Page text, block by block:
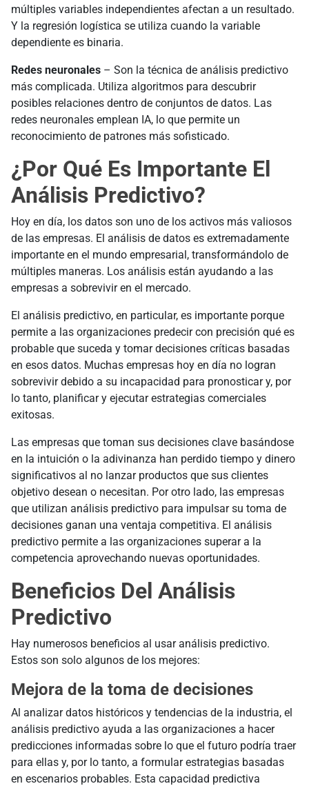
múltiples variables independientes afectan a un resultado.
Y la regresión logística se utiliza cuando la variable
dependiente es binaria.
Redes neuronales – Son la técnica de análisis predictivo
más complicada. Utiliza algoritmos para descubrir
posibles relaciones dentro de conjuntos de datos. Las
redes neuronales emplean IA, lo que permite un
reconocimiento de patrones más sofisticado.
¿Por Qué Es Importante El
Análisis Predictivo?
Hoy en día, los datos son uno de los activos más valiosos
de las empresas. El análisis de datos es extremadamente
importante en el mundo empresarial, transformándolo de
múltiples maneras. Los análisis están ayudando a las
empresas a sobrevivir en el mercado.
El análisis predictivo, en particular, es importante porque
permite a las organizaciones predecir con precisión qué es
probable que suceda y tomar decisiones críticas basadas
en esos datos. Muchas empresas hoy en día no logran
sobrevivir debido a su incapacidad para pronosticar y, por
lo tanto, planificar y ejecutar estrategias comerciales
exitosas.
Las empresas que toman sus decisiones clave basándose
en la intuición o la adivinanza han perdido tiempo y dinero
significativos al no lanzar productos que sus clientes
objetivo desean o necesitan. Por otro lado, las empresas
que utilizan análisis predictivo para impulsar su toma de
decisiones ganan una ventaja competitiva. El análisis
predictivo permite a las organizaciones superar a la
competencia aprovechando nuevas oportunidades.
Beneficios Del Análisis
Predictivo
Hay numerosos beneficios al usar análisis predictivo.
Estos son solo algunos de los mejores:
Mejora de la toma de decisiones
Al analizar datos históricos y tendencias de la industria, el
análisis predictivo ayuda a las organizaciones a hacer
predicciones informadas sobre lo que el futuro podría traer
para ellas y, por lo tanto, a formular estrategias basadas
en escenarios probables. Esta capacidad predictiva